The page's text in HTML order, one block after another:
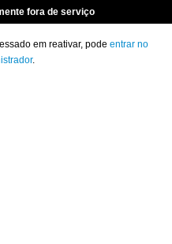
fora de serviço
em reativar, pode entrar no
.